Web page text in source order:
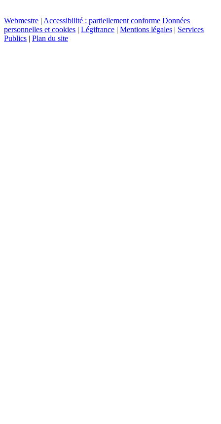
Webmestre | Accessibilité : partiellement conforme Données
personnelles et cookies | Légifrance | Mentions légales | Services
Publics | Plan du site